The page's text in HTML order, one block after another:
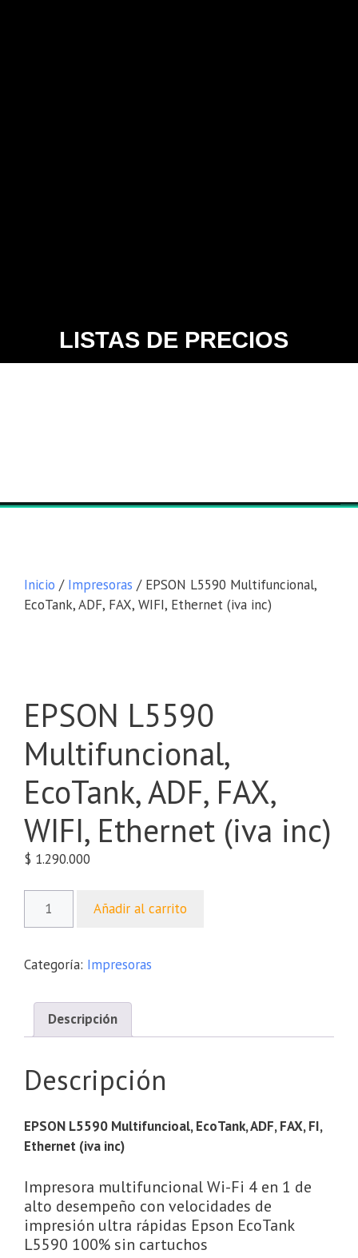
LISTAS DE PRECIOS
Inicio / Impresoras / EPSON L5590 Multifuncional,
EcoTank, ADF, FAX, WIFI, Ethernet (iva inc)
EPSON L5590
Multifuncional,
EcoTank, ADF, FAX,
WIFI, Ethernet (iva inc)
$ 1.290.000
Añadir al carrito
Categoría: Impresoras
Descripción
Descripción
EPSON L5590 Multifuncioal, EcoTank, ADF, FAX, FI,
Ethernet (iva inc)
Impresora multifuncional Wi-Fi 4 en 1 de
alto desempeño con velocidades de
impresión ultra rápidas Epson EcoTank
L5590 100% sin cartuchos